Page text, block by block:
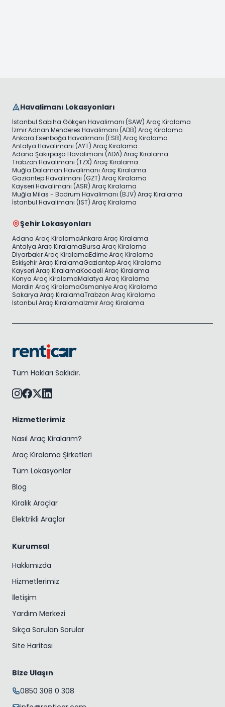
Havalimanı Lokasyonları
İstanbul Sabiha Gökçen Havalimanı (SAW) Araç Kiralama
İzmir Adnan Menderes Havalimanı (ADB) Araç Kiralama
Ankara Esenboğa Havalimanı (ESB) Araç Kiralama
Antalya Havalimanı (AYT) Araç Kiralama
Adana Şakirpaşa Havalimanı (ADA) Araç Kiralama
Trabzon Havalimanı (TZX) Araç Kiralama
Muğla Dalaman Havalimanı Araç Kiralama
Gaziantep Havalimanı (GZT) Araç Kiralama
Kayseri Havalimanı (ASR) Araç Kiralama
Muğla Milas - Bodrum Havalimanı (BJV) Araç Kiralama
İstanbul Havalimanı (IST) Araç Kiralama
Şehir Lokasyonları
Adana Araç KiralamaAnkara Araç Kiralama
Antalya Araç KiralamaBursa Araç Kiralama
Diyarbakır Araç KiralamaEdirne Araç Kiralama
Eskişehir Araç KiralamaGaziantep Araç Kiralama
Kayseri Araç KiralamaKocaeli Araç Kiralama
Konya Araç KiralamaMalatya Araç Kiralama
Mardin Araç KiralamaOsmaniye Araç Kiralama
Sakarya Araç KiralamaTrabzon Araç Kiralama
İstanbul Araç Kiralamaİzmir Araç Kiralama
Tüm Hakları Saklıdır.
Hizmetlerimiz
Nasıl Araç Kiralarım?
Araç Kiralama Şirketleri
Tüm Lokasyonlar
Blog
Kiralık Araçlar
Elektrikli Araçlar
Kurumsal
Hakkımızda
Hizmetlerimiz
İletişim
Yardım Merkezi
Sıkça Sorulan Sorular
Site Haritası
Bize Ulaşın
0850 308 0 308